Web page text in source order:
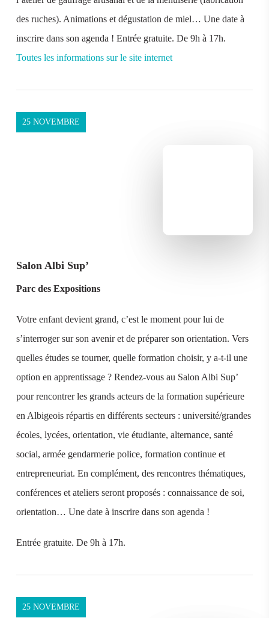
des ruches). Animations et dégustation de miel… Une date à
inscrire dans son agenda ! Entrée gratuite. De 9h à 17h.
Toutes les informations sur le site internet
25 NOVEMBRE
Salon Albi Sup’
Parc des Expositions
Votre enfant devient grand, c’est le moment pour lui de
s’interroger sur son avenir et de préparer son orientation. Vers
quelles études se tourner, quelle formation choisir, y a-t-il une
option en apprentissage ? Rendez-vous au Salon Albi Sup’
pour rencontrer les grands acteurs de la formation supérieure
en Albigeois répartis en différents secteurs : université/grandes
écoles, lycées, orientation, vie étudiante, alternance, santé
social, armée gendarmerie police, formation continue et
entrepreneuriat. En complément, des rencontres thématiques,
conférences et ateliers seront proposés : connaissance de soi,
orientation… Une date à inscrire dans son agenda !
Entrée gratuite. De 9h à 17h.
25 NOVEMBRE